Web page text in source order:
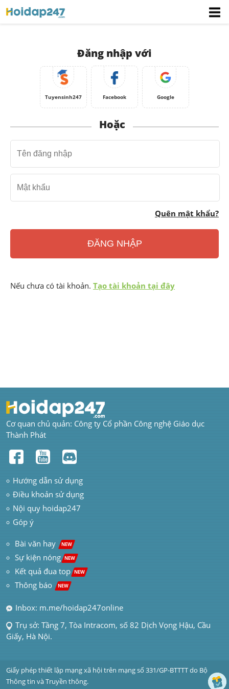
Đăng nhập với
Tuyensinh247 Facebook Google
Hoặc
Quên mật khẩu?
ĐĂNG NHẬP
Nếu chưa có tài khoản. Tạo tài khoản tại đây
Cơ quan chủ quản: Công ty Cổ phần Công nghệ Giáo dục
Thành Phát
Hướng dẫn sử dụng
Điều khoản sử dụng
Nội quy hoidap247
Góp ý
Bài văn hay NEW
Sự kiện nóng NEW
Kết quả đua top NEW
Thông báo NEW
Inbox: m.me/hoidap247online
Trụ sở: Tầng 7, Tòa Intracom, số 82 Dịch Vọng Hậu, Cầu
Giấy, Hà Nội.
Giấy phép thiết lập mạng xã hội trên mạng số 331/GP-BTTTT do Bộ
Thông tin và Truyền thông.